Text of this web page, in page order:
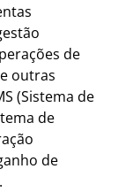
de
outras
(Sistema de
de
de